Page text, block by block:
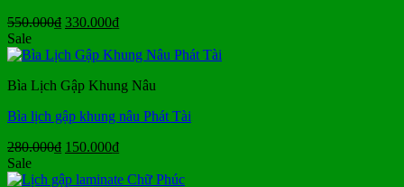
550.000₫ Giá
là:
330.000₫Giá
tại
330.000₫.
Sale
Bìa Lịch Gập Khung Nâu
Bìa lịch gập khung nâu Phát Tài
280.000₫ Giá
là:
150.000₫Giá
tại
Sale